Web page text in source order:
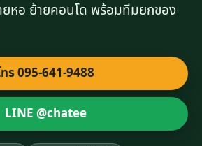
ยหอ ย้ายคอนโด พร้อมทีมยกของ
ทร 095-641-9488
LINE @chatee